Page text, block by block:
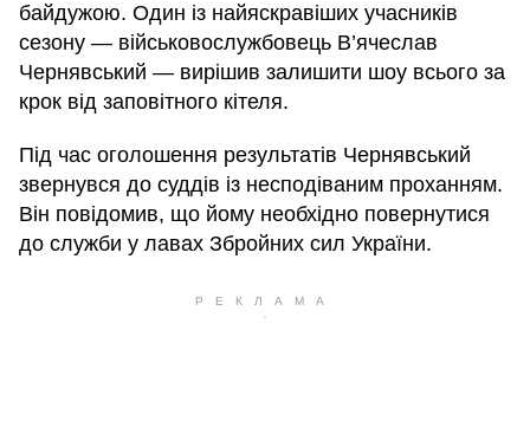
байдужою. Один із найяскравіших учасників
сезону — військовослужбовець В’ячеслав
Чернявський — вирішив залишити шоу всього за
крок від заповітного кітеля.
Під час оголошення результатів Чернявський
звернувся до суддів із несподіваним проханням.
Він повідомив, що йому необхідно повернутися
до служби у лавах Збройних сил України.